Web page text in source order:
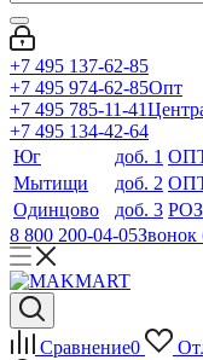
+7 495 137-62-85
+7 495 974-62-85Опт
+7 495 785-11-41
+7 495 134-42-64
Юг
доб. 1
Мытищи
доб. 2
Одинцово
доб. 3
8 800 200-04-05Звонок
Сравнение0